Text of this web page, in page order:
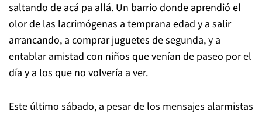
saltando de acá pa allá. Un barrio donde aprendió el
olor de las lacrimógenas a temprana edad y a salir
arrancando, a comprar juguetes de segunda, y a
entablar amistad con niños que venían de paseo por el
día y a los que no volvería a ver.
Este último sábado, a pesar de los mensajes alarmistas